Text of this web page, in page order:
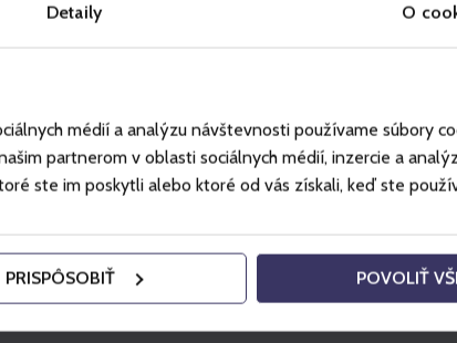
Detaily O
médií a analýzu návštevnosti používame súbory
partnerom v oblasti sociálnych médií, inzercie a
ste im poskytli alebo ktoré od vás získali, keď ste
PRISPÔSOBIŤ POVOLIŤ
In
Partner